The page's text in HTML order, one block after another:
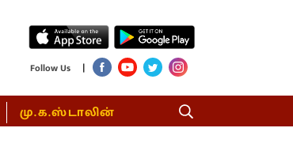
Follow Us |
மு.க.ஸ்டாலின்